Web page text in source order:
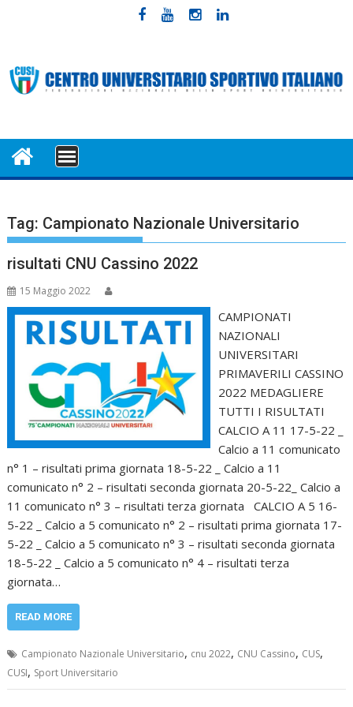
MENU
Tag: Campionato Nazionale Universitario
risultati CNU Cassino 2022
15 Maggio 2022
CAMPIONATI
NAZIONALI
UNIVERSITARI
PRIMAVERILI CASSINO
2022 MEDAGLIERE
TUTTI I RISULTATI
CALCIO A 11 17-5-22 _
Calcio a 11 comunicato
n° 1 – risultati prima giornata 18-5-22 _ Calcio a 11
comunicato n° 2 – risultati seconda giornata 20-5-22_ Calcio a
11 comunicato n° 3 – risultati terza giornata CALCIO A 5 16-
5-22 _ Calcio a 5 comunicato n° 2 – risultati prima giornata 17-
5-22 _ Calcio a 5 comunicato n° 3 – risultati seconda giornata
18-5-22 _ Calcio a 5 comunicato n° 4 – risultati terza
giornata…
READ MORE
Campionato Nazionale Universitario, cnu 2022, CNU Cassino, CUS,
CUSI, Sport Universitario